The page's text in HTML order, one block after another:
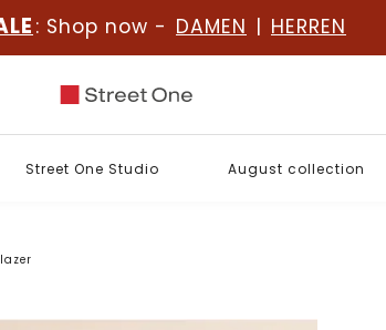
: Shop now - DAMEN | HERREN
Street One Studio August collection